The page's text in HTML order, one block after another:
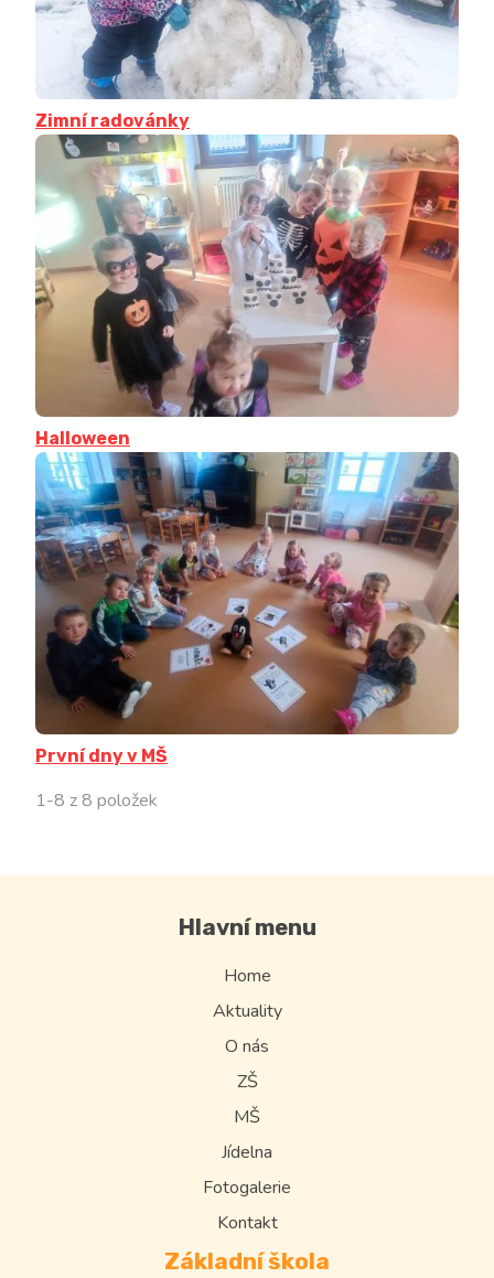
Zimní radovánky
Halloween
První dny v MŠ
1-8 z 8 položek
Hlavní menu
Home
Aktuality
O nás
ZŠ
MŠ
Jídelna
Fotogalerie
Kontakt
Základní škola